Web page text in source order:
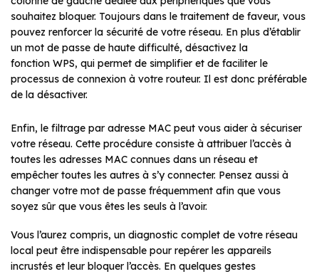
souhaitez bloquer. Toujours dans le traitement de faveur, vous
pouvez renforcer la sécurité de votre réseau. En plus d’établir
un mot de passe de haute difficulté, désactivez la
fonction WPS, qui permet de simplifier et de faciliter le
processus de connexion à votre routeur. Il est donc préférable
de la désactiver.
Enfin, le filtrage par adresse MAC peut vous aider à sécuriser
votre réseau. Cette procédure consiste à attribuer l’accès à
toutes les adresses MAC connues dans un réseau et
empêcher toutes les autres à s’y connecter. Pensez aussi à
changer votre mot de passe fréquemment afin que vous
soyez sûr que vous êtes les seuls à l’avoir.
Vous l’aurez compris, un diagnostic complet de votre réseau
local peut être indispensable pour repérer les appareils
incrustés et leur bloquer l’accès. En quelques gestes